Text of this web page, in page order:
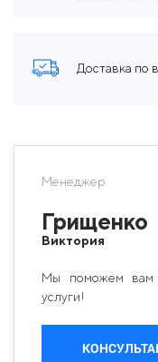
Доставка по
Менеджер
Грищенко
Виктория
Мы поможем вам
услуги!